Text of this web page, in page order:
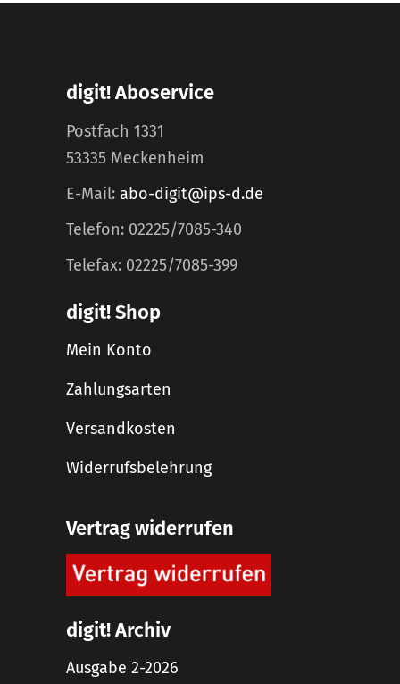
digit! Aboservice
Postfach 1331
53335 Meckenheim
E-Mail: abo-digit@ips-d.de
Telefon: 02225/7085-340
Telefax: 02225/7085-399
digit! Shop
Mein Konto
Zahlungsarten
Versandkosten
Widerrufsbelehrung
Vertrag widerrufen
digit! Archiv
Ausgabe 2-2026